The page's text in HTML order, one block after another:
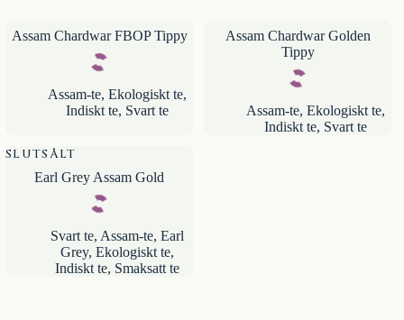
Assam Chardwar FBOP Tippy
Assam-te, Ekologiskt te,
Indiskt te, Svart te
Assam Chardwar Golden
Tippy
Assam-te, Ekologiskt te,
Indiskt te, Svart te
SLUTSÅLT
Earl Grey Assam Gold
Svart te, Assam-te, Earl
Grey, Ekologiskt te,
Indiskt te, Smaksatt te